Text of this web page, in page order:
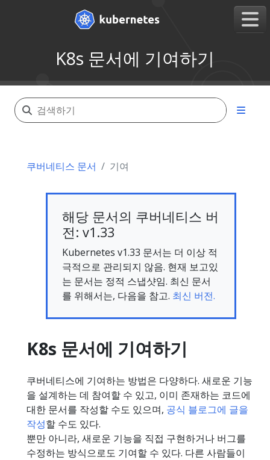
K8s 문서에 기여하기
쿠버네티스 문서 기여
해당 문서의 쿠버네티스 버
전: v1.33
Kubernetes v1.33 문서는 더 이상 적
극적으로 관리되지 않음. 현재 보고있
는 문서는 정적 스냅샷임. 최신 문서
를 위해서는, 다음을 참고. 최신 버전.
K8s 문서에 기여하기
쿠버네티스에 기여하는 방법은 다양하다. 새로운 기능
을 설계하는 데 참여할 수 있고, 이미 존재하는 코드에
대한 문서를 작성할 수도 있으며, 공식 블로그에 글을
작성할 수도 있다.
뿐만 아니라, 새로운 기능을 직접 구현하거나 버그를
수정하는 방식으로도 기여할 수 있다. 다른 사람들이